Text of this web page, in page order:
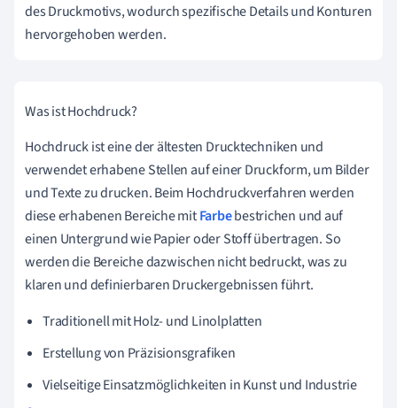
des Druckmotivs, wodurch spezifische Details und Konturen
hervorgehoben werden.
Was ist Hochdruck?
Hochdruck ist eine der ältesten Drucktechniken und
verwendet erhabene Stellen auf einer Druckform, um Bilder
und Texte zu drucken. Beim Hochdruckverfahren werden
diese erhabenen Bereiche mitFarbebestrichen und auf
einen Untergrund wie Papier oder Stoff übertragen. So
werden die Bereiche dazwischen nicht bedruckt, was zu
klaren und definierbaren Druckergebnissen führt.
Traditionell mit Holz- und Linolplatten
Erstellung von Präzisionsgrafiken
Vielseitige Einsatzmöglichkeiten in Kunst und Industrie